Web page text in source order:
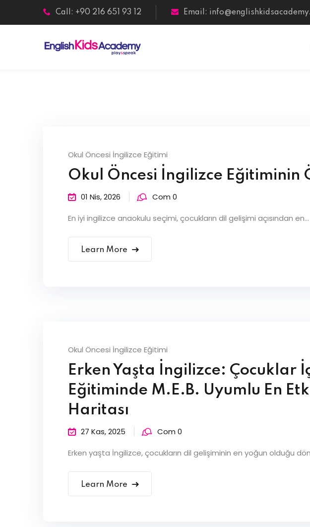
Call: +90 216 651 93 12 Email:
Okul Öncesi İngilizce Eğitimi
Okul Öncesi İngilizce Eğitiminin
01 Nis, 2026 Com 0
En iyi ingilizce anaokulu seçimi, çocukların dil gelişimi açısından en...
Learn More
Okul Öncesi İngilizce Eğitimi
Erken Yaşta İngilizce: Çocuklar
Eğitiminde M.E.B. Uyumlu En
Haritası
27 Kas, 2025 Com 0
Erken yaşta İngilizce, çocukların dil gelişiminin en yoğun olduğu
Learn More